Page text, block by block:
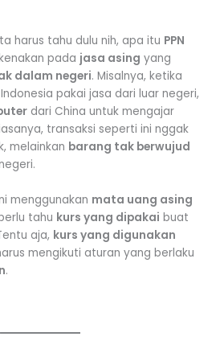
harus tahu dulu nih, apa itu PPN
pada jasa asing yang
dalam negeri. Misalnya, ketika
pakai jasa dari luar negeri,
dari China untuk mengajar
transaksi seperti ini nggak
melainkan barang tak berwujud
menggunakan mata uang asing
tahu kurs yang dipakai buat
aja, kurs yang digunakan
mengikuti aturan yang berlaku
.